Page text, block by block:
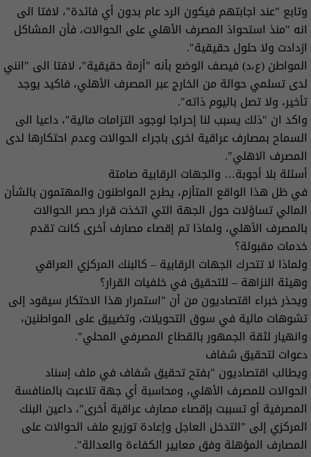
وتابع "عند اجابتهم فيكون الرد عام بدون أي فائدة"، لافتا الى
انه "منذ استحواذ المصرف الأهلي على الحوالات، فأن المشاكل
ازدادت ولا حلول حقيقية".
المواطن (ع،د) فيصف الوضع بأنه "أزمة حقيقية"، لافتا الى "انني
لدى تسلمي حوالة من الخارج عبر المصرف الأهلي، فاكيد يوجد
تأخير، ولا تصل باليوم ذاته".
واكد ان "ذلك يسبب لنا إحراجا لوجود التزامات مالية"، داعيا الى
السماح بمصارف عراقية اخرى باجراء الحوالات وعدم احتكارها لدى
المصرف الاهلي".
أسئلة بلا أجوبة… والجهات الرقابية صامتة
في ظل هذا الواقع المتأزم، يطرح المواطنون والمهتمون بالشأن
المالي تساؤلات حول الجهة التي اتخذت قرار حصر الحوالات
بالمصرف الأهلي، ولماذا تم إقصاء مصارف أخرى كانت تقدم
خدمات مقبولة؟
ولماذا لا تتحرك الجهات الرقابية – كالبنك المركزي العراقي
وهيئة النزاهة – للتحقيق في خلفيات القرار؟
ويحذر خبراء اقتصاديون من أن "استمرار هذا الاحتكار سيقود إلى
تشوهات مالية في سوق التحويلات، وتضييق على المواطنين،
وانهيار لثقة الجمهور بالقطاع المصرفي المحلي".
دعوات لتحقيق شفاف
ويطالب اقتصاديون "بفتح تحقيق شفاف في ملف إسناد
الحوالات للمصرف الأهلي، ومحاسبة أي جهة تلاعبت بالمنافسة
المصرفية أو تسببت بإقصاء مصارف عراقية أخرى"، داعين البنك
المركزي إلى "التدخل العاجل وإعادة توزيع ملف الحوالات على
المصارف المؤهلة وفق معايير الكفاءة والعدالة".